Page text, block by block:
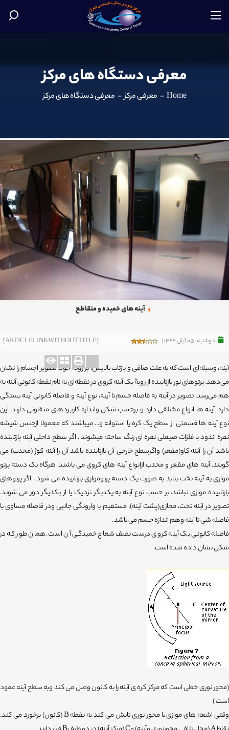
معرفی دستگاه های مرکز
Home
- معرفی مرکز - معرفی دستگاه های مرکز
آینه های خمیده و متقاطع
دوشنبه، 05 آبان 1399 | [ARTICLELINKWITHOUTTITLE]
آینه، وسیله‌ای است که به علت صافی و بازتاب بالایش، بر رویۀ خود، تصویر اجسام را نشان
می‌دهد. پرتوهای نور بازتابیده از رویۀ یک آینه کروی در نقطه‌ای به نام نقطه کانونی آینه به
هم می‌رسد، تصویر در آینه به فاصله جسم تا آینه، نوع آینه و فاصله کانونی آینه بستگی
دارد. آینه ها انواع مختلفی دارد و برحسب شکل واندازه کاربردهای متفاوتی دارند. این
نوع آینه ها قسمتی از سطح یک کره یا استوانه و... میباشند که معمولا ازجنس شیشه
نقره اندود یا فلزات صیقلی نقره ای رنگ ساخته میشوند . اگر سطح داخلی آینه بازتابنده
باشد آن را آینه کاو(مقعر) واگرسطح خارجی آن بازتابنده باشد آن را آینه کوژ (محدب) می
گویند. آینه های مقعر و محدب ازانواع آینه های کروی می باشند. هرگاه یک دسته پرتو
موازی به آینه تخت بتابد به صورت یک دسته پرتوموازی بازتابیده می شود . اگر پرتوهای
بازتابیده موازی نباشد، بر حسب نوع آینه به یکدیگر نزدیک یا از یکدیگر دور می شوند.
تصویر در آینه تخت، مجازی(پشت آینه)، مستقیم با وارونگی جانبی ودر فاصله مساوی با
فاصله شی تا آینه وهم اندازه جسم می باشد .
فاصله کانونی یک آینه کروی درست نصف شعاع خمیدگی آن است .همان طور که در
شکل نشان داده شده است.
(محور نوری خطی است که مرکز کره ی آینه را به کانون وصل می کند وبه سطح آینه عمود
است )
وقتی اشعه های موازی با محور نوری تابش می کند به نقطه B (کانون) برخورد می کند.